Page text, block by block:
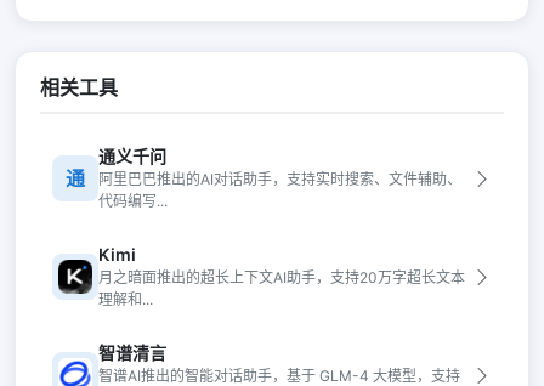
相关工具
通
通义千问
阿里巴巴推出的AI对话助手，支持实时搜索、文件辅助、
代码编写...
Kimi
月之暗面推出的超长上下文AI助手，支持20万字超长文本
理解和...
智谱清言
智谱AI推出的智能对话助手，基于 GLM-4 大模型，支持